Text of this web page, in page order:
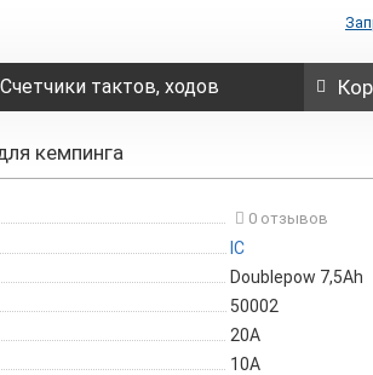
Счетчики тактов, ходов
кемпинга
0 отзывов
IC
Doublepow 7,5Ah
50002
20А
10А